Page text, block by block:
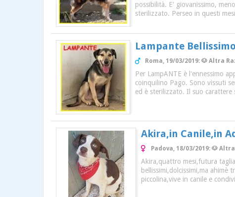
possibilità. E' giovanissimo,
sterilizzato. Perseo in questi
Lampante
Roma, 19/03/2019: 🐶 Altra
Per LampANTE è l'ennessimo
coinquilino Pago. Sono vissuti
ed è sterilizzato. Il suo
Akira,in Canile,in
Padova, 18/03/2019: 🐶
Akira,quattro mesi,futura
bellissimi,dolcissimi,ma
piccolina,vive in canile e